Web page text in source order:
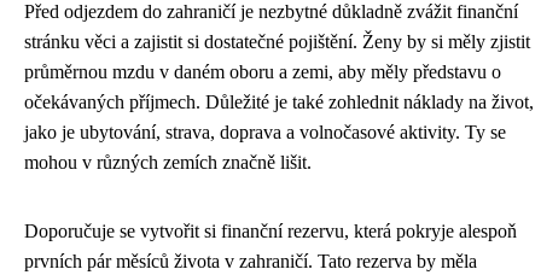
Před odjezdem do zahraničí je nezbytné důkladně zvážit finanční
stránku věci a zajistit si dostatečné pojištění. Ženy by si měly zjistit
průměrnou mzdu v daném oboru a zemi, aby měly představu o
očekávaných příjmech. Důležité je také zohlednit náklady na život,
jako je ubytování, strava, doprava a volnočasové aktivity. Ty se
mohou v různých zemích značně lišit.
Doporučuje se vytvořit si finanční rezervu, která pokryje alespoň
prvních pár měsíců života v zahraničí. Tato rezerva by měla